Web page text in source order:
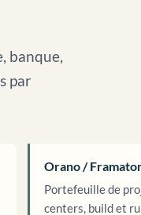
banque,
par
Orano /
Portefeuille de
centers, build et